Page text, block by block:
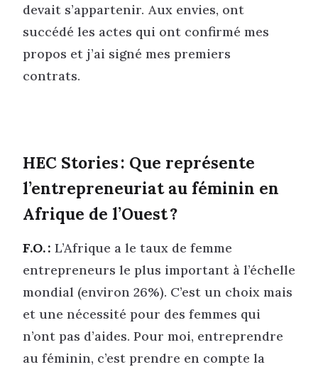
devait s’appartenir. Aux envies, ont
succédé les actes qui ont confirmé mes
propos et j’ai signé mes premiers
contrats.
HEC Stories : Que représente
l’entrepreneuriat au féminin en
Afrique de l’Ouest ?
F.O. : L’Afrique a le taux de femme
entrepreneurs le plus important à l’échelle
mondial (environ 26%). C’est un choix mais
et une nécessité pour des femmes qui
n’ont pas d’aides. Pour moi, entreprendre
au féminin, c’est prendre en compte la